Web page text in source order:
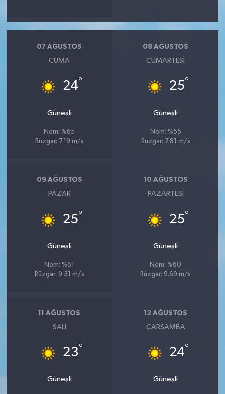
07 AĞUSTOS
CUMA
24°
Güneşli
Nem: %65
Rüzgar: 7.19 m/s
08 AĞUSTOS
CUMARTESI
25°
Güneşli
Nem: %55
Rüzgar: 7.81 m/s
09 AĞUSTOS
PAZAR
25°
Güneşli
Nem: %61
Rüzgar: 9.31 m/s
10 AĞUSTOS
PAZARTESI
25°
Güneşli
Nem: %60
Rüzgar: 9.69 m/s
11 AĞUSTOS
SALI
23°
Güneşli
12 AĞUSTOS
ÇARŞAMBA
24°
Güneşli